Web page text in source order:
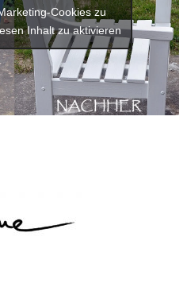
Cookies zu
Inhalt zu aktivieren